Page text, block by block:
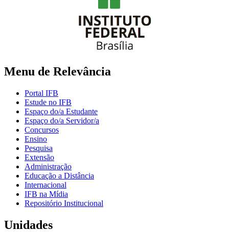
Menu de Relevância
Portal IFB
Estude no IFB
Espaço do/a Estudante
Espaço do/a Servidor/a
Concursos
Ensino
Pesquisa
Extensão
Administração
Educação a Distância
Internacional
IFB na Mídia
Repositório Institucional
Unidades